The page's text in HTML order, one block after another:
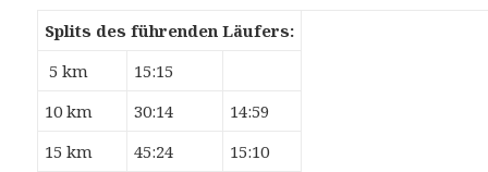
Splits des führenden Läufers:
5 km
15:15
10 km
30:14
14:59
15 km
45:24
15:10